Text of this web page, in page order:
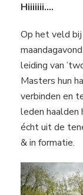
Hiiiiiii….
Op het veld
leiding van
Masters hun
verbinden en
leden haalden
écht uit de
& in formatie.